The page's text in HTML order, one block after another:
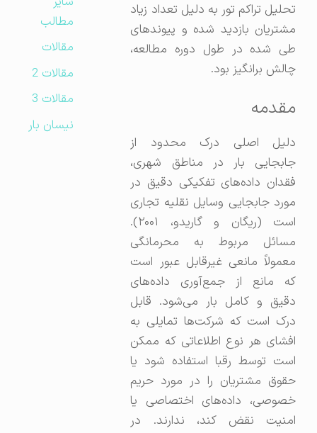
تحلیل تراکم تور به دلیل تعداد زیاد
مشتریان بازدید شده و پیوندهای
طی شده در طول دوره مطالعه،
چالش برانگیز بود.
مقدمه
دلیل اصلی درک محدود از
جابجایی بار در مناطق شهری،
فقدان داده‌های تفکیکی دقیق در
مورد جابجایی وسایل نقلیه تجاری
است (ریگان و گاریدو، ۲۰۰۱).
مسائل مربوط به محرمانگی
معمولاً مانعی غیرقابل عبور است
که مانع از جمع‌آوری داده‌های
دقیق و کامل بار می‌شود. قابل
درک است که شرکت‌ها تمایلی به
افشای هر نوع اطلاعاتی که ممکن
است توسط رقبا استفاده شود یا
حقوق مشتریان را در مورد حریم
خصوصی، داده‌های اختصاصی یا
امنیت نقض کند، ندارند. در
مطالب
مقالات
مقالات 2
مقالات 3
نیسان بار